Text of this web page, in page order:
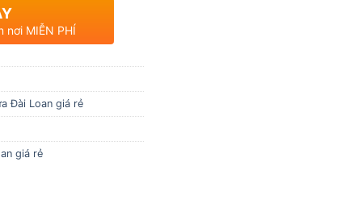
nơi MIỄN PHÍ
Đài Loan giá rẻ
giá rẻ